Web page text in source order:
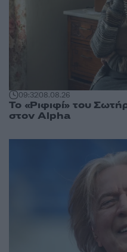
09:3208.08.26
Το «Ριφιφί» του
στον Alpha